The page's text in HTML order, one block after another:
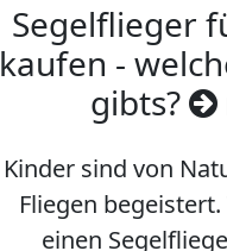
Segelflieger
kaufen -
gibts?
Kinder sind von
Fliegen
einen